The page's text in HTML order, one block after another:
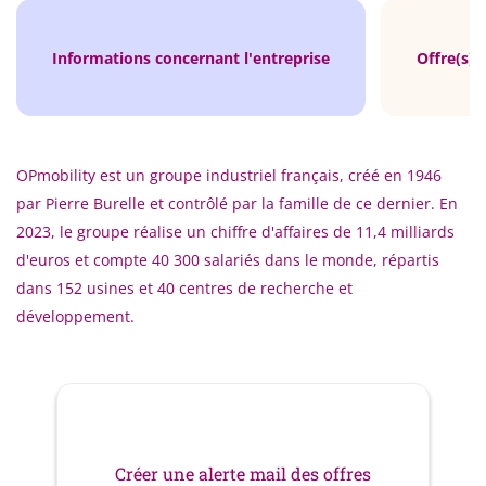
Informations concernant l'entreprise Offre(s)
OPmobility est un groupe industriel français, créé en 1946
par Pierre Burelle et contrôlé par la famille de ce dernier. En
2023, le groupe réalise un chiffre d'affaires de 11,4 milliards
d'euros et compte 40 300 salariés dans le monde, répartis
dans 152 usines et 40 centres de recherche et
développement.
Créer une alerte mail des offres